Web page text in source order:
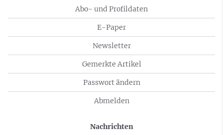
Abo- und Profildaten
E-Paper
Newsletter
Gemerkte Artikel
Passwort ändern
Abmelden
Nachrichten